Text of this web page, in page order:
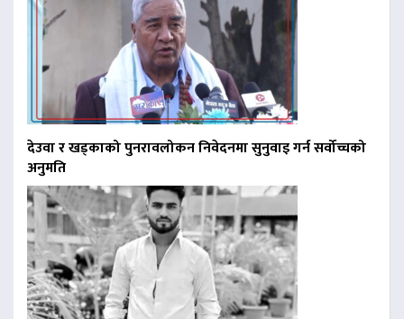
देउवा र खड्काको पुनरावलोकन निवेदनमा सुनुवाइ गर्न सर्वोच्चको
अनुमति